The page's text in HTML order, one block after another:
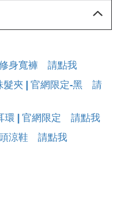
身寬褲 請點我
髮夾 | 官網限定-黑 請
環 | 官網限定 請點我
涼鞋 請點我